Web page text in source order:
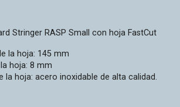
Stringer RASP Small con hoja FastCut
la hoja: 145 mm
hoja: 8 mm
la hoja: acero inoxidable de alta calidad.